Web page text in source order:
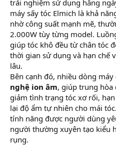
trải nghiệm sử dụng hằng
máy sấy tóc Elmich là khả
nhờ công suất mạnh mẽ,
2.000W tùy từng model.
giúp tóc khô đều từ chân tóc
thời gian sử dụng và hạn chế
lâu.
Bên cạnh đó, nhiều dòng
nghệ ion âm, giúp trung hòa
giảm tình trạng tóc xơ rối,
lại độ ẩm tự nhiên cho mái
tính năng được người dùng
người thường xuyên tạo kiểu
rụng.